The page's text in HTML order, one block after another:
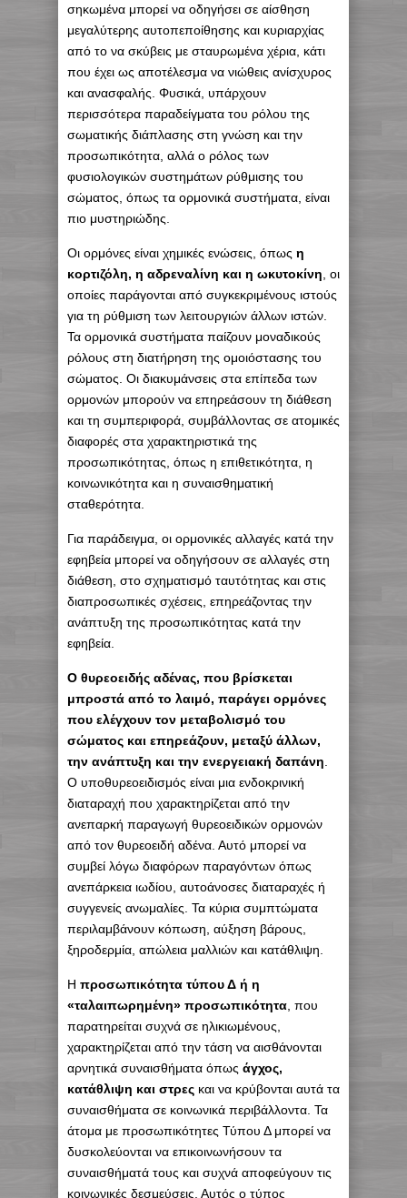
σηκωμένα μπορεί να οδηγήσει σε αίσθηση
μεγαλύτερης αυτοπεποίθησης και κυριαρχίας
από το να σκύβεις με σταυρωμένα χέρια, κάτι
που έχει ως αποτέλεσμα να νιώθεις ανίσχυρος
και ανασφαλής. Φυσικά, υπάρχουν
περισσότερα παραδείγματα του ρόλου της
σωματικής διάπλασης στη γνώση και την
προσωπικότητα, αλλά ο ρόλος των
φυσιολογικών συστημάτων ρύθμισης του
σώματος, όπως τα ορμονικά συστήματα, είναι
πιο μυστηριώδης.
Οι ορμόνες είναι χημικές ενώσεις, όπως η
κορτιζόλη, η αδρεναλίνη και η ωκυτοκίνη , οι
οποίες παράγονται από συγκεκριμένους ιστούς
για τη ρύθμιση των λειτουργιών άλλων ιστών.
Τα ορμονικά συστήματα παίζουν μοναδικούς
ρόλους στη διατήρηση της ομοιόστασης του
σώματος. Οι διακυμάνσεις στα επίπεδα των
ορμονών μπορούν να επηρεάσουν τη διάθεση
και τη συμπεριφορά, συμβάλλοντας σε ατομικές
διαφορές στα χαρακτηριστικά της
προσωπικότητας, όπως η επιθετικότητα, η
κοινωνικότητα και η συναισθηματική
σταθερότητα.
Για παράδειγμα, οι ορμονικές αλλαγές κατά την
εφηβεία μπορεί να οδηγήσουν σε αλλαγές στη
διάθεση, στο σχηματισμό ταυτότητας και στις
διαπροσωπικές σχέσεις, επηρεάζοντας την
ανάπτυξη της προσωπικότητας κατά την
εφηβεία.
Ο θυρεοειδής αδένας, που βρίσκεται
μπροστά από το λαιμό, παράγει ορμόνες
που ελέγχουν τον μεταβολισμό του
σώματος και επηρεάζουν, μεταξύ άλλων,
την ανάπτυξη και την ενεργειακή δαπάνη
Ο υποθυρεοειδισμός είναι μια ενδοκρινική
διαταραχή που χαρακτηρίζεται από την
ανεπαρκή παραγωγή θυρεοειδικών ορμονών
από τον θυρεοειδή αδένα. Αυτό μπορεί να
συμβεί λόγω διαφόρων παραγόντων όπως
ανεπάρκεια ιωδίου, αυτοάνοσες διαταραχές ή
συγγενείς ανωμαλίες. Τα κύρια συμπτώματα
περιλαμβάνουν κόπωση, αύξηση βάρους,
ξηροδερμία, απώλεια μαλλιών και κατάθλιψη.
Η προσωπικότητα τύπου Δ ή η
«ταλαιπωρημένη» προσωπικότητα , που
παρατηρείται συχνά σε ηλικιωμένους,
χαρακτηρίζεται από την τάση να αισθάνονται
αρνητικά συναισθήματα όπως άγχος,
κατάθλιψη και στρες και να κρύβονται αυτά τα
συναισθήματα σε κοινωνικά περιβάλλοντα. Τα
άτομα με προσωπικότητες Τύπου Δ μπορεί να
δυσκολεύονται να επικοινωνήσουν τα
συναισθήματά τους και συχνά αποφεύγουν τις
κοινωνικές δεσμεύσεις. Αυτός ο τύπος